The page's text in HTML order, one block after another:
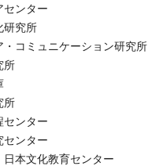
センター
研究所
・コミュニケーション研究所
所
所
センター
センター
日本文化教育センター